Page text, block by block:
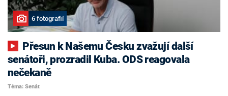
6 fotografií
senátoři, prozradil Kuba. ODS reagovala
nečekaně
Téma: Senát